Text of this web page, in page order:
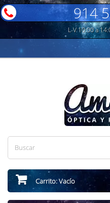
914
L-V 10:00 a
Carrito:Vacío